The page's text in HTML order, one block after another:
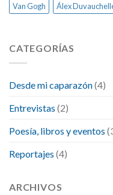
Van Gogh Álex
CATEGORÍAS
Desde mi caparazón(4)
Entrevistas (2)
Poesía, libros y eventos
Reportajes (4)
ARCHIVOS